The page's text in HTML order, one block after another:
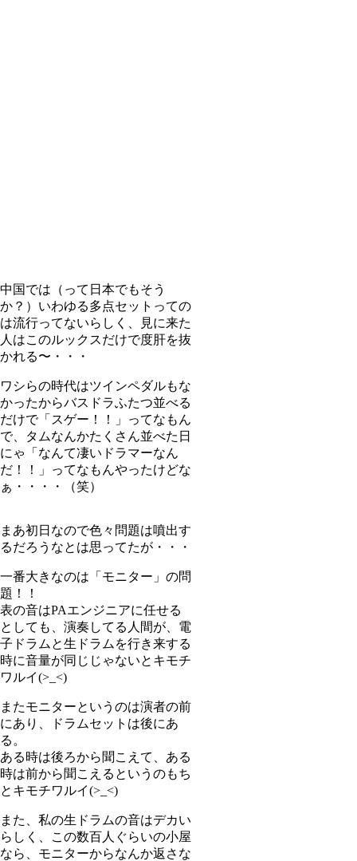
中国では（って日本でもそう
か？）いわゆる多点セットっての
は流行ってないらしく、見に来た
人はこのルックスだけで度肝を抜
かれる〜・・・
ワシらの時代はツインペダルもな
かったからバスドラふたつ並べる
だけで「スゲー！！」ってなもん
で、タムなんかたくさん並べた日
にゃ「なんて凄いドラマーなん
だ！！」ってなもんやったけどな
ぁ・・・・（笑）
まあ初日なので色々問題は噴出す
るだろうなとは思ってたが・・・
一番大きなのは「モニター」の問
題！！
表の音はPAエンジニアに任せる
としても、演奏してる人間が、電
子ドラムと生ドラムを行き来する
時に音量が同じじゃないとキモチ
ワルイ(>_<)
またモニターというのは演者の前
にあり、ドラムセットは後にあ
る。
ある時は後ろから聞こえて、ある
時は前から聞こえるというのもち
とキモチワルイ(>_<)
また、私の生ドラムの音はデカい
らしく、この数百人ぐらいの小屋
なら、モニターからなんか返さな